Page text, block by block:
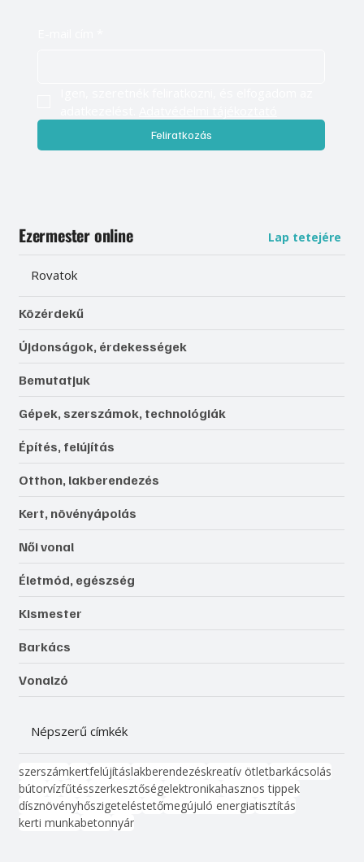
Feliratkozás
Ezermester online Lap tetejére
Rovatok
Közérdekű
Újdonságok, érdekességek
Bemutatjuk
Gépek, szerszámok, technológiák
Építés, felújítás
Otthon, lakberendezés
Kert, növényápolás
Női vonal
Életmód, egészség
Kismester
Barkács
Vonalzó
Népszerű címkék
szerszámkertfelújításlakberendezéskreatív ötletbarkácsolás
bútorvízfűtésszerkesztőségelektronikahasznos tippek
dísznövényhőszigeteléstetőmegújuló energiatisztítás
kerti munkabetonnyár